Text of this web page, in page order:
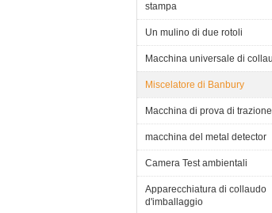
stampa
Un mulino di due rotoli
Macchina universale di
Miscelatore di Banbury
Macchina di prova di trazione
macchina del metal detector
Camera Test ambientali
Apparecchiatura di collaudo
d'imballaggio